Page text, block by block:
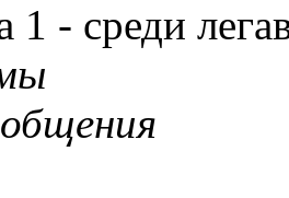
1 - среди